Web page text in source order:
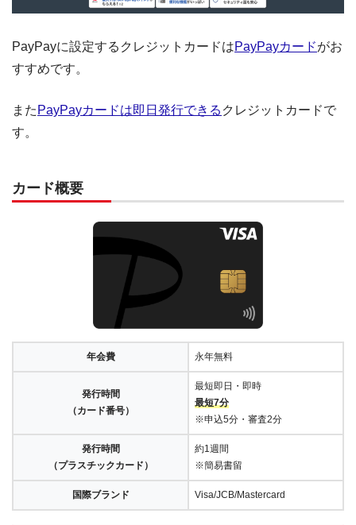
PayPayに設定するクレジットカードはPayPayカードがお
すすめです。
また PayPayカードは即日発行できる クレジットカードで
す。
カード概要
年会費 永年無料
発行時間
（カード番号）
最短即日・即時
最短7分
※申込5分・審査2分
発行時間
（プラスチックカード）
約1週間
※簡易書留
国際ブランド Visa/JCB/Mastercard